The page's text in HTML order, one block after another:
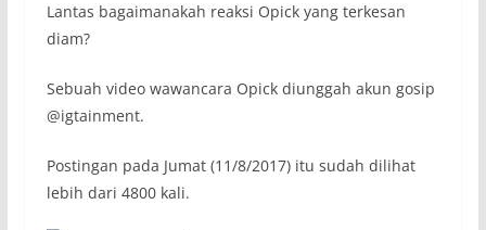
Lantas bagaimanakah reaksi Opick yang terkesan
diam?
Sebuah video wawancara Opick diunggah akun gosip
@igtainment.
Postingan pada Jumat (11/8/2017) itu sudah dilihat
lebih dari 4800 kali.